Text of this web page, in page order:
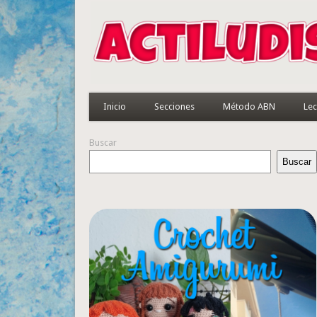
Inicio Secciones Método ABN
Buscar
Buscar